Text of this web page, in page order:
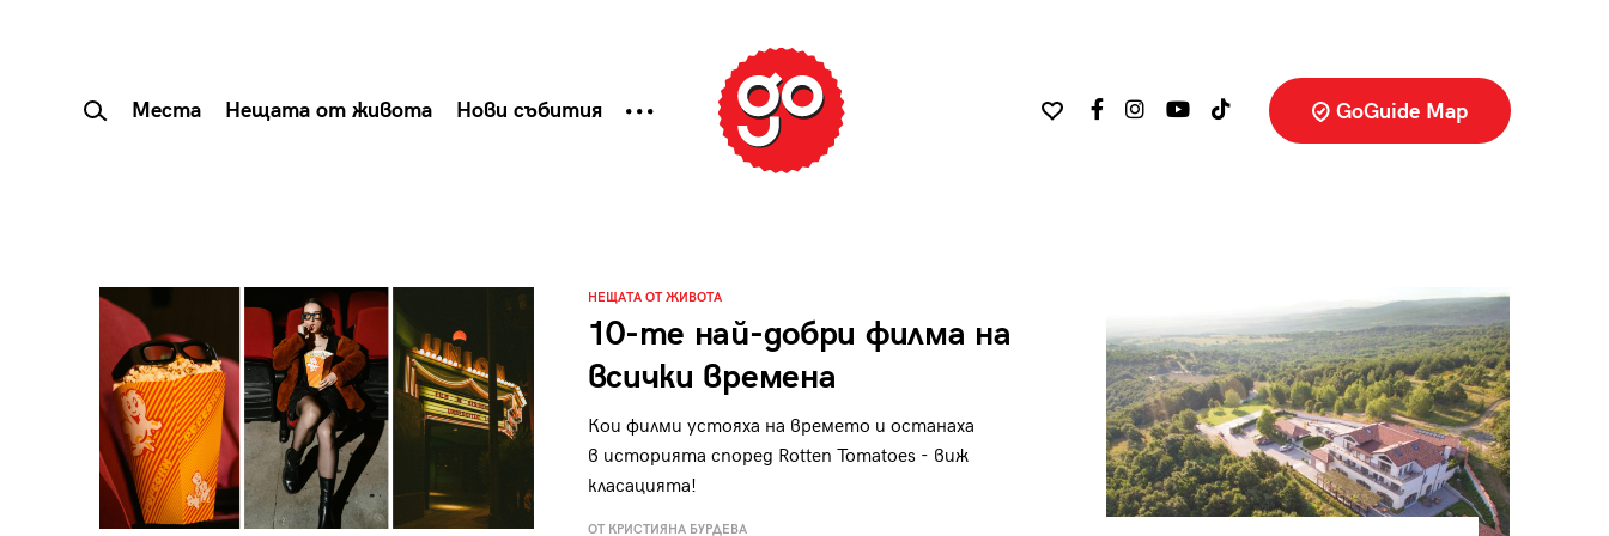
Места Нещата от живота Нови събития GoGuide Map
НЕЩАТА ОТ ЖИВОТА
10-те най-добри филма на
всички времена
Кои филми устояха на времето и останаха
в историята според Rotten Tomatoes - виж
класацията!
ОТ КРИСТИЯНА БУРДЕВА